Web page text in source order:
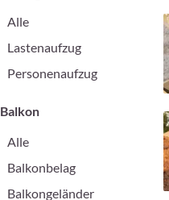
Alle
Lastenaufzug
Personenaufzug
Balkon
Alle
Balkonbelag
Balkongeländer